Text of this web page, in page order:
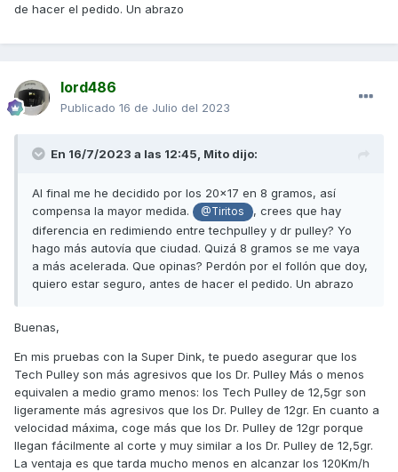
de hacer el pedido. Un abrazo
lord486
Publicado 16 de Julio del 2023
En 16/7/2023 a las 12:45, Mito dijo:
Al final me he decidido por los 20x17 en 8 gramos, así
compensa la mayor medida.
@Tiritos
, crees que hay
diferencia en redimiendo entre techpulley y dr pulley? Yo
hago más autovía que ciudad. Quizá 8 gramos se me vaya
a más acelerada. Que opinas? Perdón por el follón que doy,
quiero estar seguro, antes de hacer el pedido. Un abrazo
Buenas,
En mis pruebas con la Super Dink, te puedo asegurar que los
Tech Pulley son más agresivos que los Dr. Pulley Más o menos
equivalen a medio gramo menos: los Tech Pulley de 12,5gr son
ligeramente más agresivos que los Dr. Pulley de 12gr. En cuanto a
velocidad máxima, coge más que los Dr. Pulley de 12gr porque
llegan fácilmente al corte y muy similar a los Dr. Pulley de 12,5gr.
La ventaja es que tarda mucho menos en alcanzar los 120Km/h